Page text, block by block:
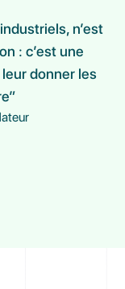
n’est
: c’est une
donner les